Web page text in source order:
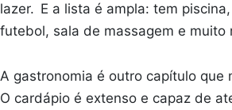
lazer. E a lista é ampla: tem
futebol, sala de massagem e muito
A gastronomia é outro capítulo que
O cardápio é extenso e capaz de